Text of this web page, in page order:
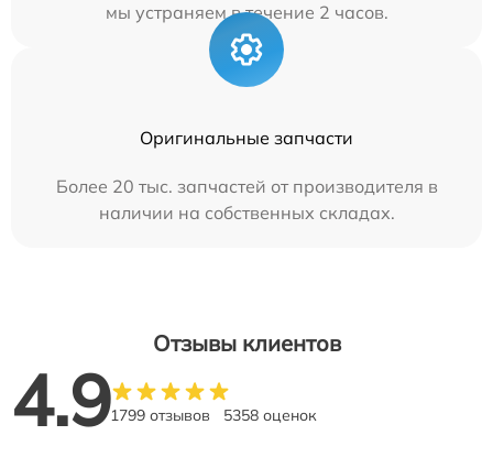
мы устраняем в течение 2 часов.
Оригинальные запчасти
Более 20 тыс. запчастей от производителя в
наличии на собственных складах.
Отзывы клиентов
4.91799 отзывов 5358 оценок